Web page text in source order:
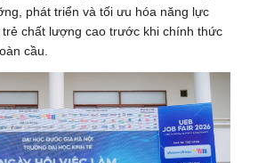
phát triển và tối ưu hóa năng lực
chất lượng cao trước khi chính thức
cầu.